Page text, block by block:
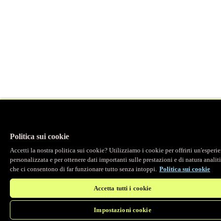
Politica sui cookie
Accetti la nostra politica sui cookie? Utilizziamo i cookie per offrirti
personalizzata e per ottenere dati importanti sulle prestazioni e di natura
che ci consentono di far funzionare tutto senza intoppi. Politica sui cookie
Accetta tutti i cookie
Impostazioni cookie